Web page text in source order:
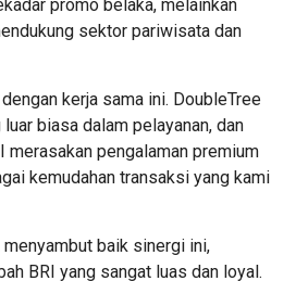
promo belaka, melainkan
sektor pariwisata dan
kerja sama ini. DoubleTree
biasa dalam pelayanan, dan
merasakan pengalaman premium
kemudahan transaksi yang kami
menyambut baik sinergi ini,
BRI yang sangat luas dan loyal.